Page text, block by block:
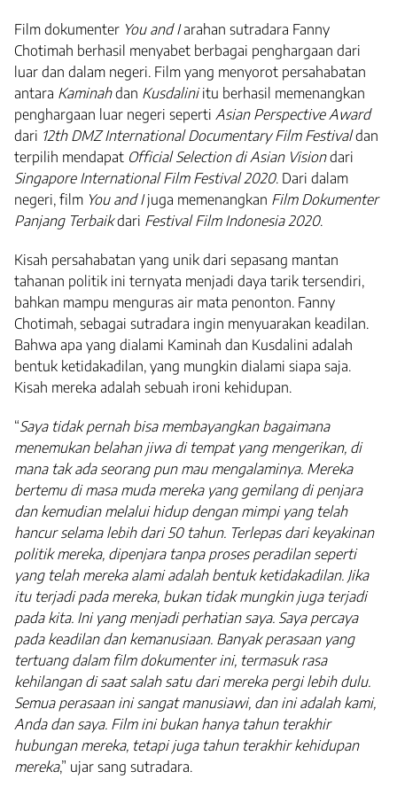
Film dokumenter You and Iarahan sutradara Fanny
Chotimah berhasil menyabet berbagai penghargaan dari
luar dan dalam negeri. Film yang menyorot persahabatan
antara Kaminahdan Kusdaliniitu berhasil memenangkan
penghargaan luar negeri seperti Asian Perspective Award
dari 12th DMZ International Documentary Film Festivaldan
terpilih mendapat Official Selection di Asian Visiondari
Singapore International Film Festival 2020. Dari dalam
negeri, film You and Ijuga memenangkan Film Dokumenter
Panjang Terbaikdari Festival Film Indonesia 2020.
Kisah persahabatan yang unik dari sepasang mantan
tahanan politik ini ternyata menjadi daya tarik tersendiri,
bahkan mampu menguras air mata penonton. Fanny
Chotimah, sebagai sutradara ingin menyuarakan keadilan.
Bahwa apa yang dialami Kaminah dan Kusdalini adalah
bentuk ketidakadilan, yang mungkin dialami siapa saja.
Kisah mereka adalah sebuah ironi kehidupan.
“Saya tidak pernah bisa membayangkan bagaimana
menemukan belahan jiwa di tempat yang mengerikan, di
mana tak ada seorang pun mau mengalaminya. Mereka
bertemu di masa muda mereka yang gemilang di penjara
dan kemudian melalui hidup dengan mimpi yang telah
hancur selama lebih dari 50 tahun. Terlepas dari keyakinan
politik mereka, dipenjara tanpa proses peradilan seperti
yang telah mereka alami adalah bentuk ketidakadilan. Jika
itu terjadi pada mereka, bukan tidak mungkin juga terjadi
pada kita. Ini yang menjadi perhatian saya. Saya percaya
pada keadilan dan kemanusiaan. Banyak perasaan yang
tertuang dalam film dokumenter ini, termasuk rasa
kehilangan di saat salah satu dari mereka pergi lebih dulu.
Semua perasaan ini sangat manusiawi, dan ini adalah kami,
Anda dan saya. Film ini bukan hanya tahun terakhir
hubungan mereka, tetapi juga tahun terakhir kehidupan
mereka,” ujar sang sutradara.